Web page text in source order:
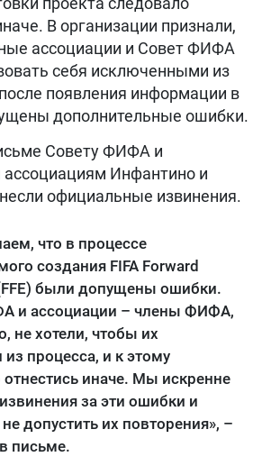
В организации признали,
ассоциации и Совет ФИФА
себя исключенными из
появления информации в
дополнительные ошибки.
Совету ФИФА и
Инфантино и
официальные извинения.
что в процессе
создания FIFA Forward
были допущены ошибки.
и ассоциации – члены ФИФА,
не хотели, чтобы их
процесса, и к этому
иначе. Мы искренне
за эти ошибки и
допустить их повторения», –
письме.